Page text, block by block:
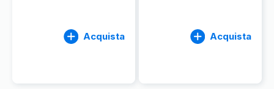
Acquista Acquista